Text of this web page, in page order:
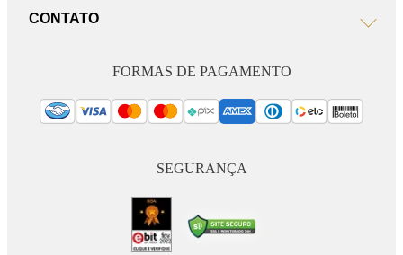
CONTATO
FORMAS DE PAGAMENTO
SEGURANÇA